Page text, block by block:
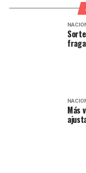
Más